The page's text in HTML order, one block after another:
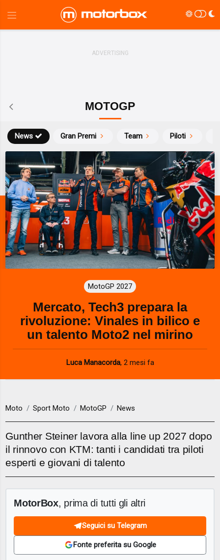
MOTOGP
News Gran Premi Team Piloti
MotoGP 2027
Mercato, Tech3 prepara la
rivoluzione: Vinales in bilico e
un talento Moto2 nel mirino
Luca Manacorda, 2 mesi fa
Moto Sport Moto MotoGP News
Gunther Steiner lavora alla line up 2027 dopo
il rinnovo con KTM: tanti i candidati tra piloti
esperti e giovani di talento
MotorBox, prima di tutti gli altri
Seguici su Telegram
Fonte preferita su Google